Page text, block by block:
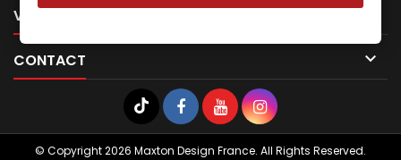
VOTRE COMPTE 
CONTACT 
© Copyright 2026 Maxton Design France. All Rights Reserved.